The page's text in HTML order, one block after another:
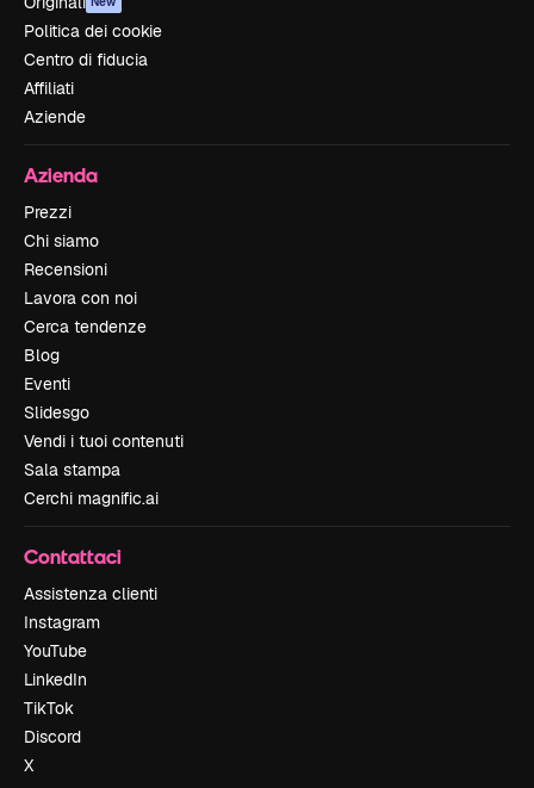
Politica dei cookie
Centro di fiducia
Affiliati
Aziende
Azienda
Prezzi
Chi siamo
Recensioni
Lavora con noi
Cerca tendenze
Blog
Eventi
Slidesgo
Vendi i tuoi contenuti
Sala stampa
Cerchi magnific.ai
Contattaci
Assistenza clienti
Instagram
YouTube
LinkedIn
TikTok
Discord
X